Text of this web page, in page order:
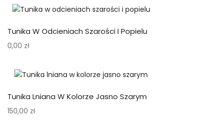
Tunika W Odcieniach Szarości I Popielu
0,00 zł
Tunika Lniana W Kolorze Jasno Szarym
150,00 zł